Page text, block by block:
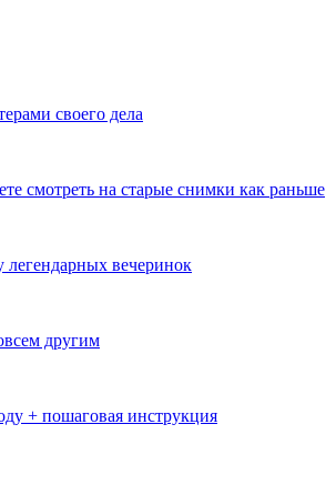
своего дела
смотреть на старые снимки как раньше
легендарных вечеринок
другим
+ пошаговая инструкция